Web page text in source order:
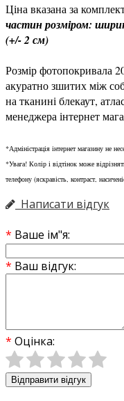
Ціна вказана за
частин розміром:
(+/- 2 см)
Розмір фотопокривала
акуратно зшитих між
на тканині блекаут,
менеджера інтернет
*Адміністрація інтернет магазину не
*Увага! Колір і відтінок може
телефону (яскравість, контраст,
Написати відгук
Ваше ім"я:
Ваш відгук:
Оцінка:
Відправити відгук